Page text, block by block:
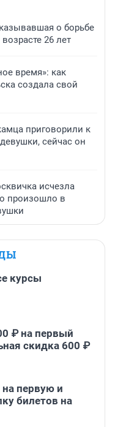
о борьбе
26 лет
время»: как
создала свой
приговорили к
сейчас он
исчезла
произошло в
курсы
₽ на первый
скидка 600 ₽
первую и
билетов на